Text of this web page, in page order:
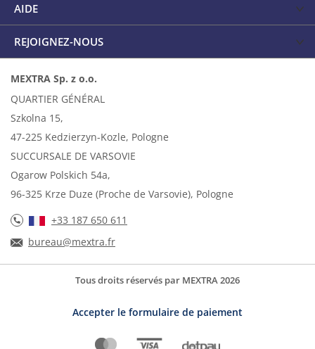
AIDE
REJOIGNEZ-NOUS
MEXTRA Sp. z o.o.
QUARTIER GÉNÉRAL
Szkolna 15,
47-225 Kedzierzyn-Kozle, Pologne
SUCCURSALE DE VARSOVIE
Ogarow Polskich 54a,
96-325 Krze Duze (Proche de Varsovie), Pologne
+33 187 650 611
bureau@mextra.fr
Tous droits réservés par MEXTRA 2026
Accepter le formulaire de paiement